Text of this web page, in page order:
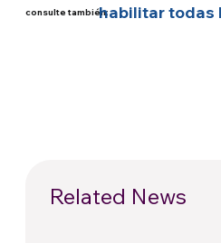
consulte también:
habilitar todas
Related News